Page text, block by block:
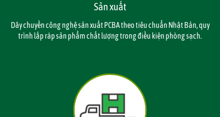
Sản xuất
Dây chuyền công nghệ sản xuất PCBA theo tiêu chuẩn Nhật Bản, quy
trình lắp ráp sản phẩm chất lượng trong điều kiện phòng sạch.